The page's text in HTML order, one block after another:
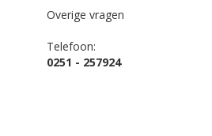
Overige vragen
Telefoon:
0251 - 257924